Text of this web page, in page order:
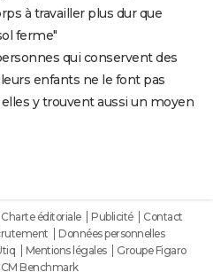
à travailler plus dur que
ferme"
qui conservent des
enfants ne le font pas
y trouvent aussi un moyen
Charte éditoriale Publicité
Contact
Données personnelles
Mentions légales
Groupe Figaro
Benchmark